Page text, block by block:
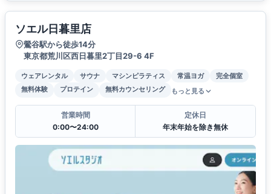
ソエル日暮里店
鶯谷駅から徒歩14分
東京都荒川区西日暮里2丁目29-6 4F
ウェアレンタル サウナ マシンピラティス 常温ヨガ
完全個室
無料体験
プロテイン 無料カウンセリング もっと見る
営業時間
0:00〜24:00
定休日
年末年始を除き無休